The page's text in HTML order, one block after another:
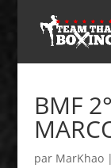
BMF
par MarKhao|